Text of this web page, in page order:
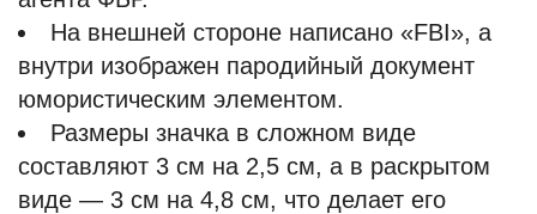
На внешней стороне написано «FBI», а
внутри изображен пародийный документ
юмористическим элементом.
Размеры значка в сложном виде
составляют 3 см на 2,5 см, а в раскрытом
виде — 3 см на 4,8 см, что делает его